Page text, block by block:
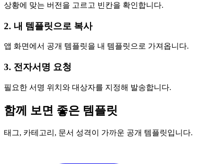
상황에 맞는 버전을 고르고 빈칸을 확인합니다.
2. 내 템플릿으로 복사
앱 화면에서 공개 템플릿을 내 템플릿으로 가져옵니다.
3. 전자서명 요청
필요한 서명 위치와 대상자를 지정해 발송합니다.
함께 보면 좋은 템플릿
태그, 카테고리, 문서 성격이 가까운 공개 템플릿입니다.